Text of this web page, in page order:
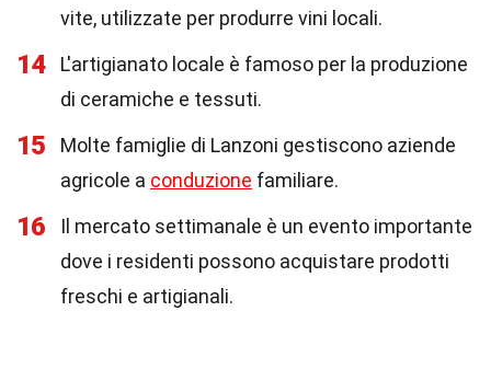
vite, utilizzate per produrre vini locali.
14
L'artigianato locale è famoso per la produzione
di ceramiche e tessuti.
15
Molte famiglie di Lanzoni gestiscono aziende
agricole a conduzione familiare.
16
Il mercato settimanale è un evento importante
dove i residenti possono acquistare prodotti
freschi e artigianali.